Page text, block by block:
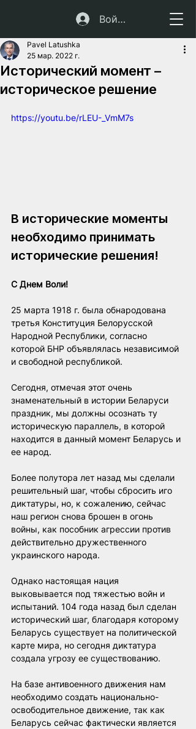
Войти
Исторический момент –
историческое решение
Pavel Latushka
25 мар. 2022 г.
https://youtu.be/rLEU-_VmM7s
В исторические моменты
необходимо принимать
исторические решения!
С Днем Воли!
25 марта 1918 г. была обнародована
третья Конституция Белорусской
Народной Республики, согласно
которой БНР объявлялась независимой
и свободной республикой.
Сегодня, отмечая этот очень
знаменательный в истории Беларуси
праздник, мы должны осознать ту
историческую параллель, в которой
находится в данный момент Беларусь и
ее народ.
Более полутора лет назад мы сделали
решительный шаг, чтобы сбросить иго
диктатуры, но, к сожалению, сейчас
наш регион снова брошен в огонь
войны, как пособник агрессии против
действительно дружественного
украинского народа.
Однако настоящая нация
выковывается под тяжестью войн и
испытаний. 104 года назад был сделан
исторический шаг, благодаря которому
Беларусь существует на политической
карте мира, но сегодня диктатура
создала угрозу ее существованию.
На базе антивоенного движения нам
необходимо создать национально-
освободительное движение, так как
Беларусь сейчас фактически является